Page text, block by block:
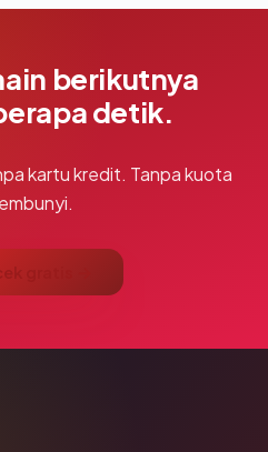
berikutnya
detik.
kartu kredit. Tanpa kuota
gratis →